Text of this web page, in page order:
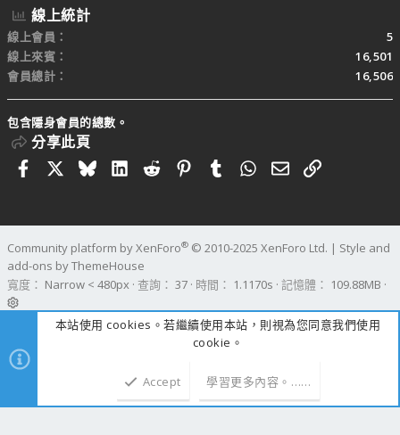
線上統計
線上會員
5
線上來賓
16,501
會員總計
16,506
包含隱身會員的總數。
分享此頁
FacebookBlueskyLinkedIn
RedditPinterestTumblrWhatsApp
電子郵件
連結
Community platform by XenForo® © 2010-2025 XenForo Ltd. | Style and
add-ons by ThemeHouse
寬度
查詢 37 時間 1.1170s 記憶體 109.88MB
本站使用 cookies。若繼續使用本站，則視為您同意我們使用
cookie。
Accept 學習更多內容。……